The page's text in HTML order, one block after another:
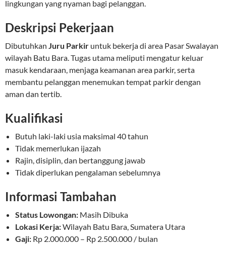
lingkungan yang nyaman bagi pelanggan.
Deskripsi Pekerjaan
Dibutuhkan Juru Parkir untuk bekerja di area Pasar Swalayan
wilayah Batu Bara. Tugas utama meliputi mengatur keluar
masuk kendaraan, menjaga keamanan area parkir, serta
membantu pelanggan menemukan tempat parkir dengan
aman dan tertib.
Kualifikasi
Butuh laki-laki usia maksimal 40 tahun
Tidak memerlukan ijazah
Rajin, disiplin, dan bertanggung jawab
Tidak diperlukan pengalaman sebelumnya
Informasi Tambahan
Status Lowongan: Masih Dibuka
Lokasi Kerja:Wilayah Batu Bara, Sumatera Utara
Gaji: Rp 2.000.000 – Rp 2.500.000 / bulan